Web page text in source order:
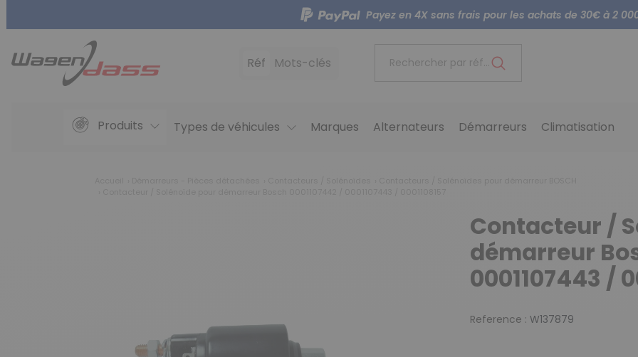
Payez en 4X sans frais pour les achats de 30€ à 2
Réf Mots-clés Rechercher par référence...
Produits Types de véhicules Marques Alternateurs Démarreurs Climatisation
Contacteur /
démarreur
0001107443 /
Reference : W137879